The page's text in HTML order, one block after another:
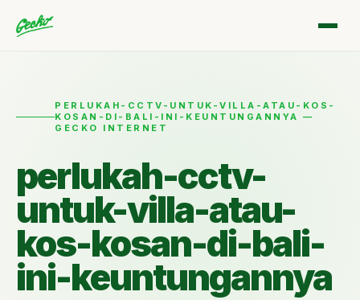
PERLUKAH-CCTV-UNTUK-VILLA-ATAU-KOS-
KOSAN-DI-BALI-INI-KEUNTUNGANNYA —
GECKO INTERNET
perlukah-cctv-
untuk-villa-atau-
kos-kosan-di-bali-
ini-keuntungannya